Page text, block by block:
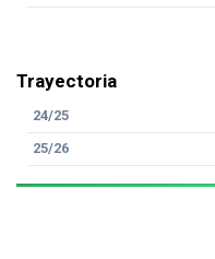
Trayectoria
24/25
25/26